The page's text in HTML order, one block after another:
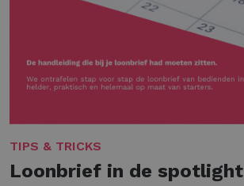
TIPS & TRICKS
Loonbrief in de spotlight